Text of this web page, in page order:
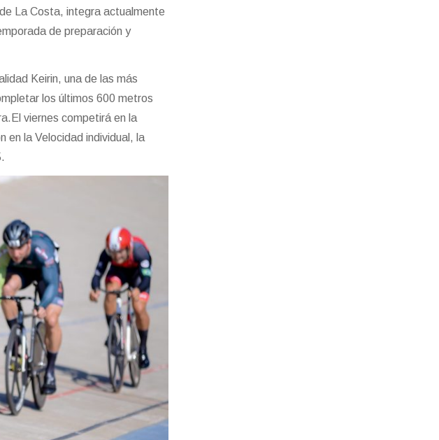
La Costa, integra actualmente
de preparación y
Keirin, una de las más
los últimos 600 metros
viernes competirá en la
en la Velocidad individual, la